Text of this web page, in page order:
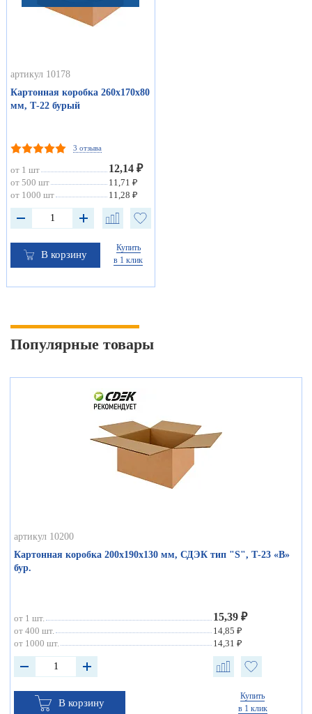
артикул 10178
Картонная коробка 260х170х80
мм, Т-22 бурый
3 отзыва
от 1 шт 12,14 ₽
от 500 шт
11,71 ₽
от 1000 шт
11,28 ₽
В корзину
Купить
в 1 клик
Популярные товары
артикул 10200
Картонная коробка 200х190х130 мм, СДЭК тип "S", Т-23 «В»
бур.
от 1 шт. 15,39 ₽
от 400 шт.
14,85 ₽
от 1000 шт.
14,31 ₽
В корзину
Купить
в 1 клик